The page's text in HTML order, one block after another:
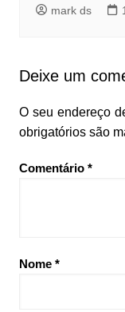
mark ds
Deixe um
O seu endereço
obrigatórios são
Comentário *
Nome *